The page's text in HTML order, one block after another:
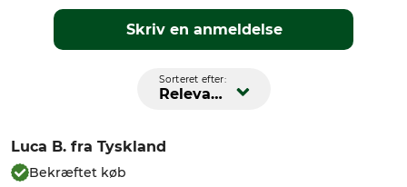
Skriv en anmeldelse
Sorteret efter:
Relevans
Luca B. fra Tyskland
Bekræftet køb